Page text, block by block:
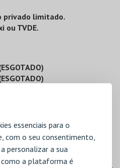
essenciais para o
com o seu consentimento,
personalizar a sua
como a plataforma é
privado limitado.
ou TVDE.